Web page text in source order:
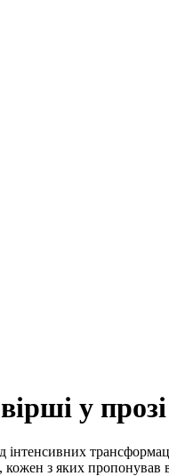
у прозі
з яких пропонував